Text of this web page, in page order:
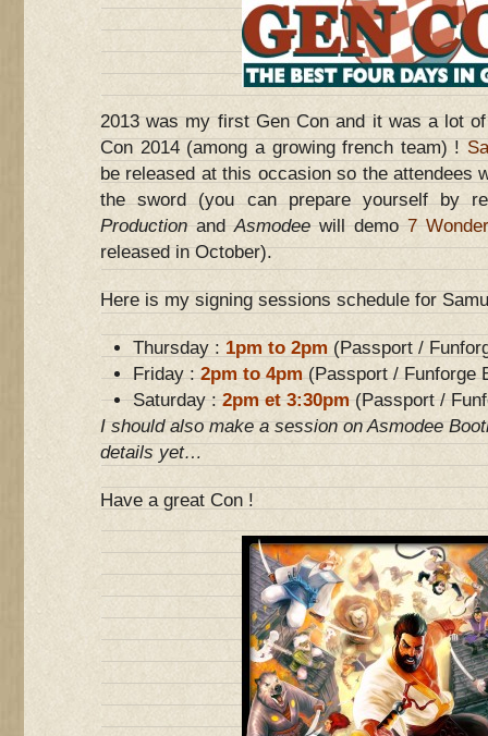
2013 was my first Gen Con and it was a lot
Con 2014 (among a growing french team) !
be released at this occasion so the attendees
the sword (you can prepare yourself by
ProductionandAsmodeewill demo7
released in October).
Here is my signing sessions schedule for
Thursday : 1pm to 2pm (Passport /
Friday :2pm to 4pm(Passport / Funforge
Saturday :2pm et 3:30pm(Passport /
I should also make a session on Asmodee
details yet…
Have a great Con !